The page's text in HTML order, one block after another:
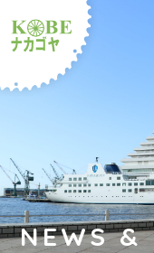
ルショッ
NEWS &